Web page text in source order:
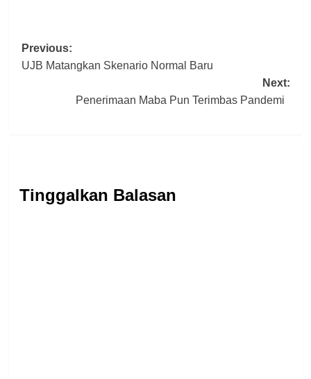
Post
navigation
Previous:
UJB Matangkan Skenario Normal Baru
Next:
Penerimaan Maba Pun Terimbas Pandemi
Tinggalkan Balasan